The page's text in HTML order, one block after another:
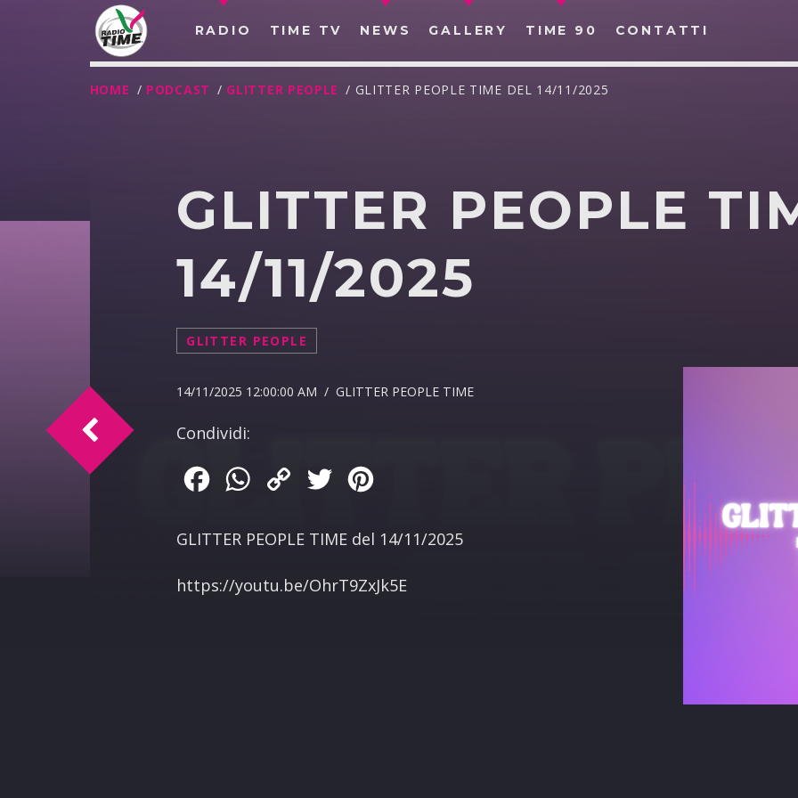
RADIO TIME TV NEWS GALLERY TIME 90 CONTATTI
CERCA NEL SITO WEB:
HOME / PODCAST / GLITTER PEOPLE / GLITTER PEOPLE TIME DEL 14/11/2025​
GLITTER PEOPLE
14/11/2025​
GLITTER PEOPLE
14/11/2025 12:00:00 AM / GLITTER PEOPLE TIME
Condividi:
FacebookWhatsApp
Copy
Twitter
GLITTER PEOPLE TIME del 14/11/2025​
​https://youtu.be/OhrT9ZxJk5E​
GLITTER PEOPLE TIME del 21/11/2025